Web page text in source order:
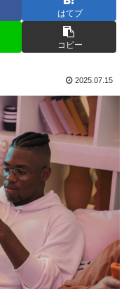
はてブ
コピー
2025.07.15